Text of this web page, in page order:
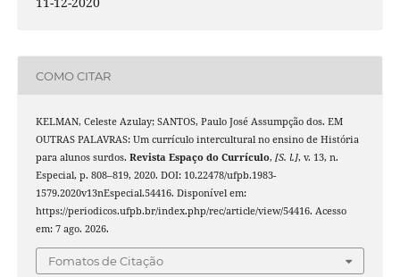
COMO CITAR
KELMAN, Celeste Azulay; SANTOS, Paulo José Assumpção dos. EM
OUTRAS PALAVRAS: Um currículo intercultural no ensino de História
para alunos surdos. Revista Espaço do Currículo, [S. l.], v. 13, n.
Especial, p. 808–819, 2020. DOI: 10.22478/ufpb.1983-
1579.2020v13nEspecial.54416. Disponível em:
https://periodicos.ufpb.br/index.php/rec/article/view/54416. Acesso
em: 7 ago. 2026.
Fomatos de Citação